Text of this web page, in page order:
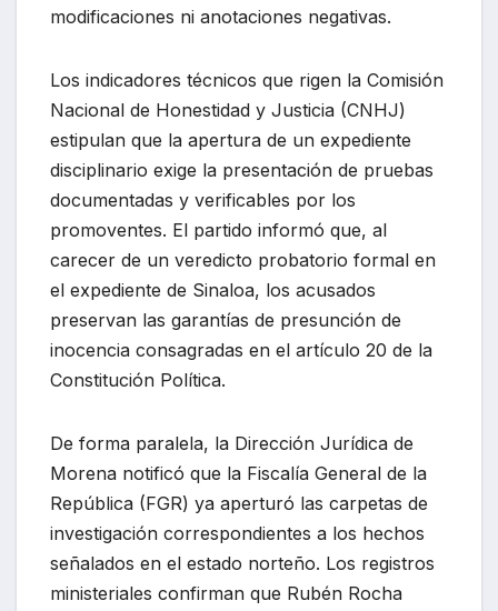
modificaciones ni anotaciones negativas.
Los indicadores técnicos que rigen la Comisión
Nacional de Honestidad y Justicia (CNHJ)
estipulan que la apertura de un expediente
disciplinario exige la presentación de pruebas
documentadas y verificables por los
promoventes. El partido informó que, al
carecer de un veredicto probatorio formal en
el expediente de Sinaloa, los acusados
preservan las garantías de presunción de
inocencia consagradas en el artículo 20 de la
Constitución Política.
De forma paralela, la Dirección Jurídica de
Morena notificó que la Fiscalía General de la
República (FGR) ya aperturó las carpetas de
investigación correspondientes a los hechos
señalados en el estado norteño. Los registros
ministeriales confirman que Rubén Rocha